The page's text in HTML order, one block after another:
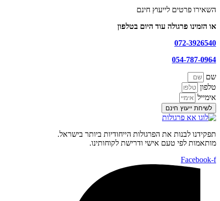
השאירו פרטים לייעוץ חינם
או הזמינו פרגולה עוד היום בטלפון
072-3926540
054-787-0964
שם
טלפון
אימייל
לשיחת ייעוץ חינם
תפקידנו לבנות את הפרגולות הייחודיות ביותר בישראל.
מותאמות לפי טעם אישי ודרישת לקוחותינו.
Facebook-f